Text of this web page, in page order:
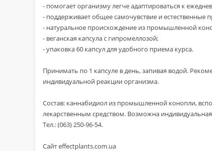
- помогает организму легче адаптироваться к
- поддерживает общее самочувствие и естественные
- натуральное происхождение из промышленной
- веганская капсула с гипромеллозой;
- упаковка 60 капсул для удобного приема курса.
Принимать по 1 капсуле в день, запивая водой.
индивидуальной реакции организма.
Состав: каннабидиол из промышленной кoнoпли,
лекарственным средством. Возможна
Тел.: (063) 250-96-54.
Cайт effectplants.com.ua